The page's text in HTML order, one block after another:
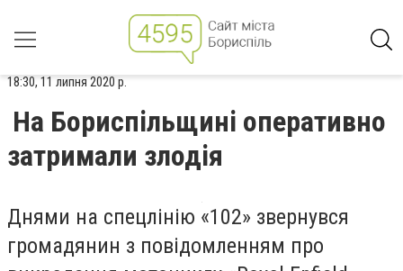
18:30, 11 липня 2020 р.
На Бориспільщині оперативно
затримали злодія
Днями на спецлінію «102» звернувся
громадянин з повідомленням про